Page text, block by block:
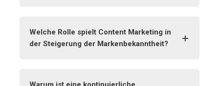
Welche Rolle spielt Content Marketing in
der Steigerung der Markenbekanntheit?